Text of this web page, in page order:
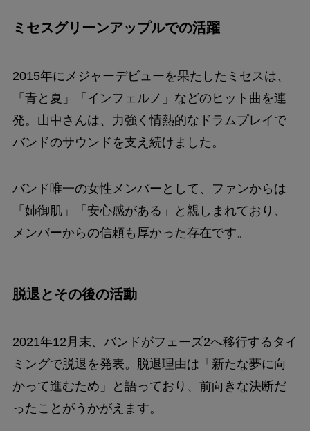
ミセスグリーンアップルでの活躍
2015年にメジャーデビューを果たしたミセスは、
「青と夏」「インフェルノ」などのヒット曲を連
発。山中さんは、力強く情熱的なドラムプレイで
バンドのサウンドを支え続けました。
バンド唯一の女性メンバーとして、ファンからは
「姉御肌」「安心感がある」と親しまれており、
メンバーからの信頼も厚かった存在です。
脱退とその後の活動
2021年12月末、バンドがフェーズ2へ移行するタイ
ミングで脱退を発表。脱退理由は「新たな夢に向
かって進むため」と語っており、前向きな決断だ
ったことがうかがえます。